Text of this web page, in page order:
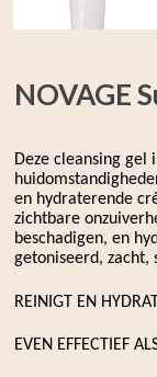
NOVAGE
Deze cleansing gel
en hydraterende
zichtbare
beschadigen, en
getoniseerd, zacht,
REINIGT EN
EVEN EFFECTIEF